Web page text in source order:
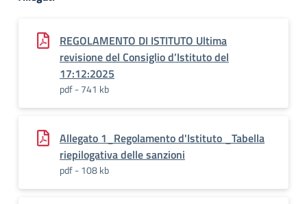
REGOLAMENTO DI ISTITUTO Ultima
revisione del Consiglio d’Istituto del
17:12:2025
pdf - 741 kb
Allegato 1_Regolamento d'Istituto _Tabella
riepilogativa delle sanzioni
pdf - 108 kb